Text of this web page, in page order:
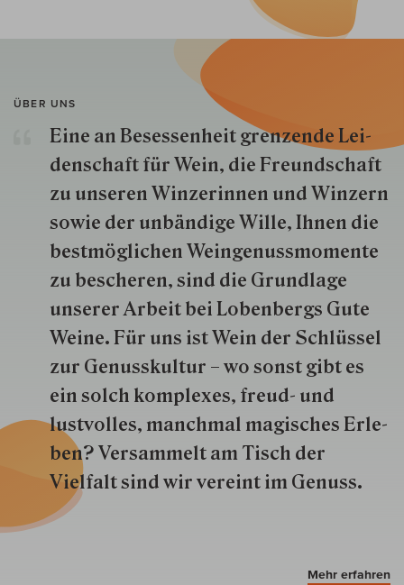
ÜBER UNS
Eine an Besessenheit gren­zende Lei­
den­schaft für Wein, die Freund­schaft
zu unseren Win­zer­innen und Win­zern
so­wie der un­bän­dige Wille, Ihnen die
best­mög­lich­en Wein­genuss­momente
zu besche­ren, sind die Grund­lage
unserer Arbeit bei Lobenbergs Gute
Weine. Für uns ist Wein der Schlüs­sel
zur Genuss­kultur – wo sonst gibt es
ein solch kom­plexes, freud- und
lustvolles, manchmal ma­gisch­es Er­le­
ben? Versammelt am Tisch der
Vielfalt sind wir ver­eint im Genuss.
Mehr erfahren